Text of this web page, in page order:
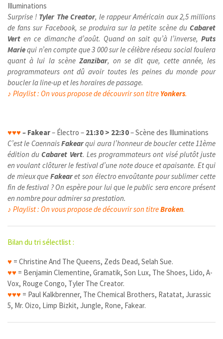
Illuminations
Surprise ! Tyler The Creator, le rappeur Américain aux 2,5 millions
de fans sur Facebook, se produira sur la petite scène du Cabaret
Vert en ce dimanche d’août. Quand on sait qu’à l’inverse, Puts
Mariequi n’en compte que 3 000 sur le célèbre réseau social foulera
quant à lui la scène Zanzibar, on se dit que, cette année, les
programmateurs ont dû avoir toutes les peines du monde pour
boucler la line-up et les horaires de passage.
♪ Playlist : On vous propose de découvrir son titre Yonkers.
♥♥♥– Fakear– Électro – 21:30 > 22:30– Scène des Illuminations
C’est le CaennaisFakearqui aura l’honneur de boucler cette 11ème
édition du Cabaret Vert. Les programmateurs ont visé plutôt juste
en voulant clôturer le festival d’une note douce et apaisante. Et qui
de mieux que Fakearet son électro envoûtante pour sublimer cette
fin de festival ? On espère pour lui que le public sera encore présent
en nombre pour admirer sa prestation.
♪ Playlist : On vous propose de découvrir son titreBroken.
Bilan du tri sélectlist :
♥ = Christine And The Queens, Zeds Dead, Selah Sue.
♥♥ = Benjamin Clementine, Gramatik, Son Lux, The Shoes, Lido, A-
Vox, Rouge Congo, Tyler The Creator.
♥♥♥ = Paul Kalkbrenner, The Chemical Brothers, Ratatat, Jurassic
5, Mr. Oizo, Limp Bizkit, Jungle, Rone, Fakear.